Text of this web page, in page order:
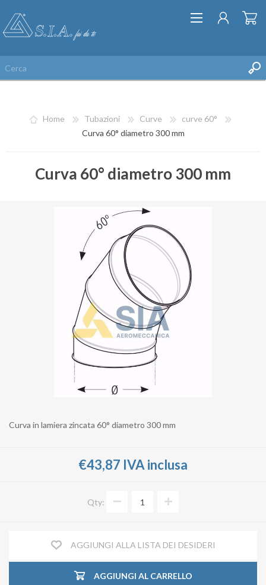
REGISTRATI
Home Tubazioni Curve
curve 60°
Curva 60° diametro 300 mm
Curva 60° diametro 300 mm
Curva in lamiera zincata 60° diametro 300 mm
€43,87 IVA inclusa
Qty:
AGGIUNGI ALLA LISTA DEI DESIDERI
AGGIUNGI AL CARRELLO